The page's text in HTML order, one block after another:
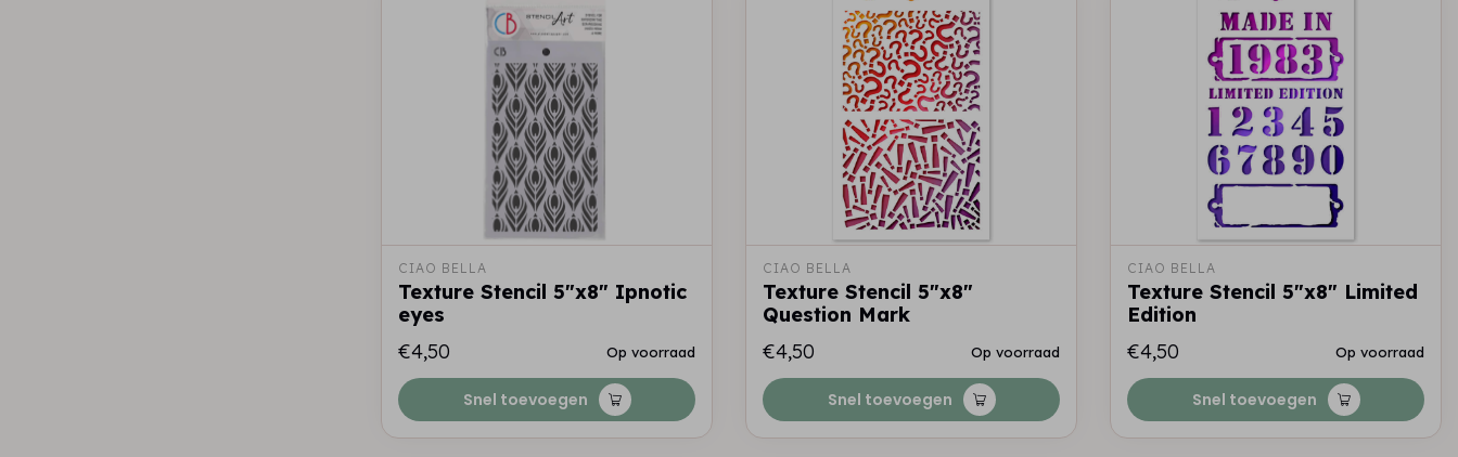
CIAO BELLA
Texture Stencil 5"x8" Ipnotic
eyes
€4,50
Op voorraad
Snel toevoegen
CIAO BELLA
Texture Stencil 5"x8"
Question Mark
€4,50
Op voorraad
Snel toevoegen
CIAO BELLA
Texture Stencil 5"x8" Limited
Edition
€4,50
Op voorraad
Snel toevoegen